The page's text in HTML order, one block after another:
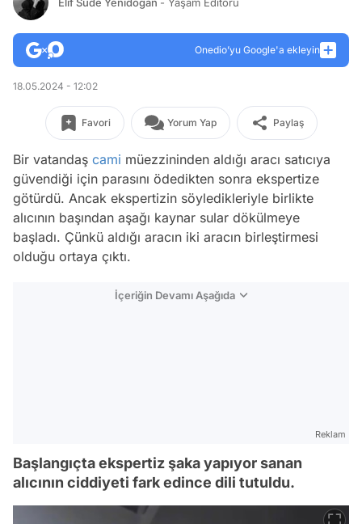
Onedio’yu Google'a ekleyin
18.05.2024 - 12:02
Favori Yorum Yap Paylaş
Bir vatandaş cami müezzininden aldığı aracı satıcıya
güvendiği için parasını ödedikten sonra ekspertize
götürdü. Ancak ekspertizin söyledikleriyle birlikte
alıcının başından aşağı kaynar sular dökülmeye
başladı. Çünkü aldığı aracın iki aracın birleştirmesi
olduğu ortaya çıktı.
İçeriğin Devamı Aşağıda
Reklam
Başlangıçta ekspertiz şaka yapıyor sanan
alıcının ciddiyeti fark edince dili tutuldu.